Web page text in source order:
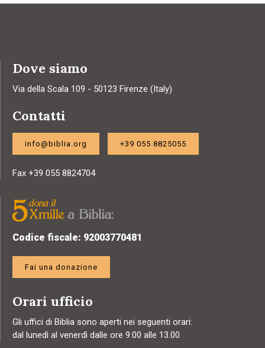
Dove siamo
Via della Scala 109 - 50123 Firenze (Italy)
Contatti
info@biblia.org +39 055 8825055
Fax +39 055 8824704
Codice fiscale: 92003770481
Fai una donazione
Orari ufficio
Gli uffici di Biblia sono aperti nei seguenti orari:
dal lunedì al venerdì dalle ore 9.00 alle 13.00